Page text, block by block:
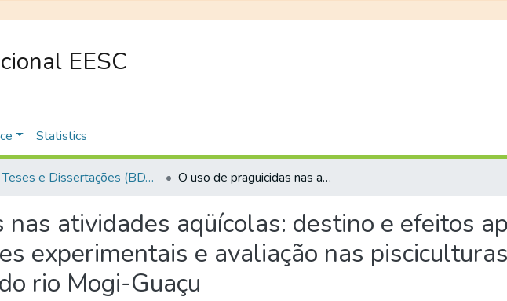
EESC
Statistics
Teses e Dissertações (BDTD USP) O uso de praguicidas nas atividades aqüícolas: destino e efeitos após aplicações em tanques experimentais e avaliação nas pisciculturas e pesqueiros da bacia do rio Mogi-Guaçu
nas atividades aqüícolas: destino e efeitos
experimentais e avaliação nas
rio Mogi-Guaçu